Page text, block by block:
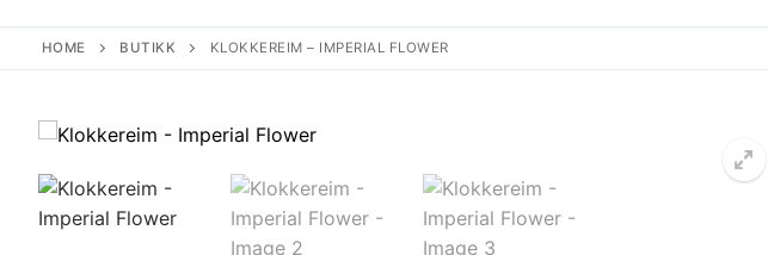
HOME BUTIKK KLOKKEREIM – IMPERIAL FLOWER